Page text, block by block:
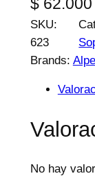
SKU:
623
Brands:
No hay